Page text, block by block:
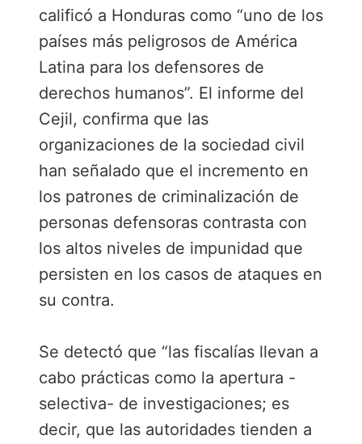
calificó a Honduras como “uno de los
países más peligrosos de América
Latina para los defensores de
derechos humanos”. El informe del
Cejil, confirma que las
organizaciones de la sociedad civil
han señalado que el incremento en
los patrones de criminalización de
personas defensoras contrasta con
los altos niveles de impunidad que
persisten en los casos de ataques en
su contra.
Se detectó que “las fiscalías llevan a
cabo prácticas como la apertura -
selectiva- de investigaciones; es
decir, que las autoridades tienden a